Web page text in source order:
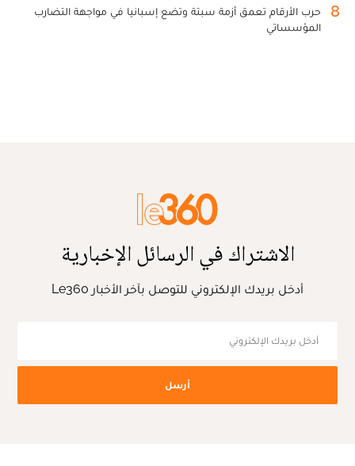
8
حرب الأرقام تعمق أزمة سبتة وتضع إسبانيا في مواجهة التضارب
المؤسساتي
الاشتراك في الرسائل الإخبارية
أدخل بريدك الإلكتروني للتوصل بآخر الأخبار Le360
أرسل